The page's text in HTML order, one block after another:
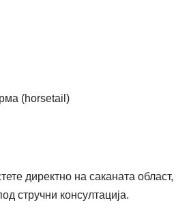
(horsetail)
директно на саканата област,
стручни консултација.